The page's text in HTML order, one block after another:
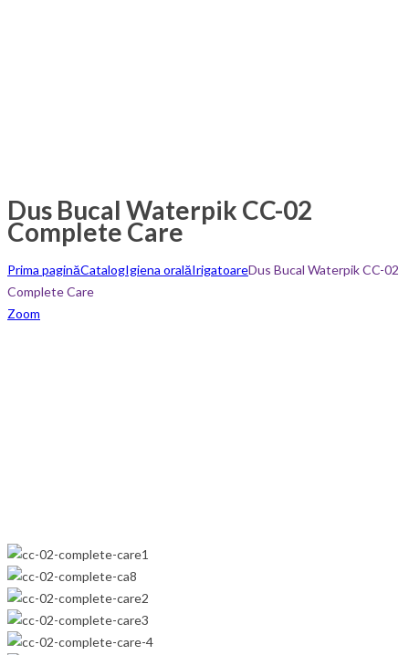
Dus Bucal Waterpik CC-02
Complete Care
Prima paginăCatalogIgiena oralăIrigatoareDus Bucal Waterpik CC-02
Complete Care
Zoom